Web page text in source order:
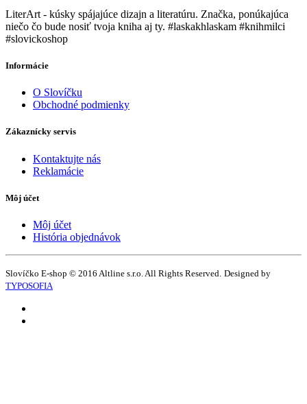
LiterArt - kúsky spájajúce dizajn a literatúru. Značka, ponúkajúca
niečo čo bude nosiť tvoja kniha aj ty. #laskakhlaskam #knihmilci
#slovickoshop
Informácie
O Slovíčku
Obchodné podmienky
Zákaznícky servis
Kontaktujte nás
Reklamácie
Môj účet
Môj účet
História objednávok
Slovíčko E-shop © 2016 Altline s.r.o. All Rights Reserved. Designed by
TYPOSOFIA